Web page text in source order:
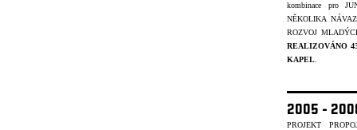
kombinace pro
NĚKOLIKA
ROZVOJ
REALIZOVÁNO
KAPEL
2005 -
PROJEKT